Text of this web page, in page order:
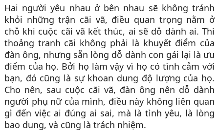
Hai người yêu nhau ở bên nhau sẽ không tránh
khỏi những trận cãi vã, điều quan trọng nằm ở
chỗ khi cuộc cãi vã kết thúc, ai sẽ dỗ dành ai. Thi
thoảng tranh cãi không phải là khuyết điểm của
đàn ông, nhưng sẵn lòng dỗ dành con gái lại là ưu
điểm của họ. Bởi họ làm vậy vì họ có tình cảm với
bạn, đó cũng là sự khoan dung độ lượng của họ.
Cho nên, sau cuộc cãi vã, đàn ông nên dỗ dành
người phụ nữ của mình, điều này không liên quan
gì đến việc ai đúng ai sai, mà là tình yêu, là lòng
bao dung, và cũng là trách nhiệm.